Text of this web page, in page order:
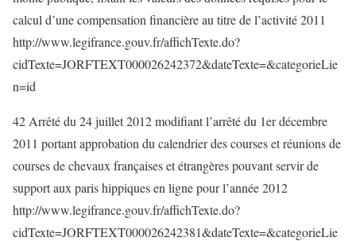
calcul d’une compensation financière au titre de l’activité 2011
http://www.legifrance.gouv.fr/affichTexte.do?
cidTexte=JORFTEXT000026242372&dateTexte=&categorieLie
n=id
42 Arrêté du 24 juillet 2012 modifiant l’arrêté du 1er décembre
2011 portant approbation du calendrier des courses et réunions de
courses de chevaux françaises et étrangères pouvant servir de
support aux paris hippiques en ligne pour l’année 2012
http://www.legifrance.gouv.fr/affichTexte.do?
cidTexte=JORFTEXT000026242381&dateTexte=&categorieLie